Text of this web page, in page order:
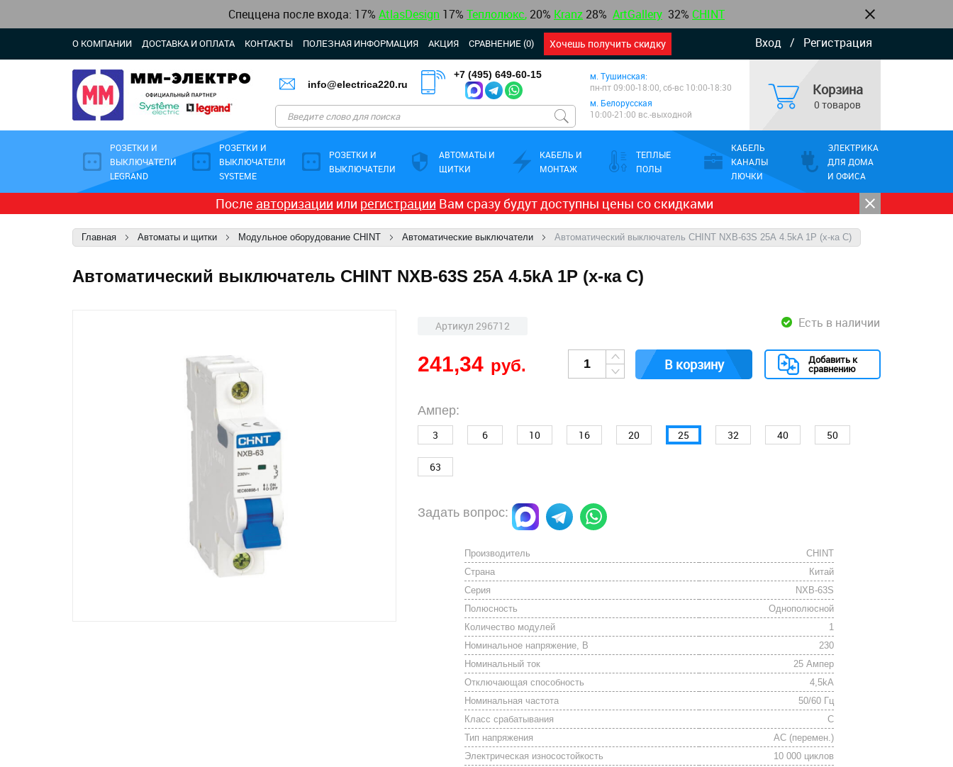
Спеццена после входа: 17% AtlasDesign 17% Теплолюкс, 20% Kranz 28% ArtGallery 32% CHINT
Вход / Регистрация
О КОМПАНИИ ДОСТАВКА И ОПЛАТА КОНТАКТЫ ПОЛЕЗНАЯ ИНФОРМАЦИЯ АКЦИЯ СРАВНЕНИЕ (0) Хочешь получить скидку
info@electrica220.ru
+7 (495) 649-60-15
м. Тушинская:
пн-пт 09:00-18:00, сб-вс 10:00-18:30
м. Белорусская
10:00-21:00 вс.-выходной
Корзина
0 товаров
РОЗЕТКИ И
ВЫКЛЮЧАТЕЛИ
LEGRAND
РОЗЕТКИ И
ВЫКЛЮЧАТЕЛИ
SYSTEME
РОЗЕТКИ И
ВЫКЛЮЧАТЕЛИ
АВТОМАТЫ И
ЩИТКИ
КАБЕЛЬ И
МОНТАЖ
ТЕПЛЫЕ
ПОЛЫ
КАБЕЛЬ
КАНАЛЫ
ЛЮЧКИ
ЭЛЕКТРИКА
ДЛЯ ДОМА
И ОФИСА
После авторизации или регистрации Вам сразу будут доступны цены со скидками
Главная Автоматы и щитки Модульное оборудование CHINT Автоматические выключатели Автоматический выключатель CHINT NXB-63S 25А 4.5kA 1P (х-ка C)
Автоматический выключатель CHINT NXB-63S 25А 4.5kA 1P (х-ка C)
Есть в наличии
Артикул 296712
241,34 руб. В корзину Добавить к
сравнению
Ампер:
3 6 10 16 20 25 32 40 50
63
Задать вопрос:
Производитель
CHINT
Страна
Китай
Серия
NXB-63S
Полюсность
Однополюсной
Количество модулей
1
Номинальное напряжение, В
230
Номинальный ток
25 Ампер
Отключающая способность
4,5kA
Номинальная частота
50/60 Гц
Класс срабатывания
C
Тип напряжения
АС (перемен.)
Электрическая износостойкость
10 000 циклов